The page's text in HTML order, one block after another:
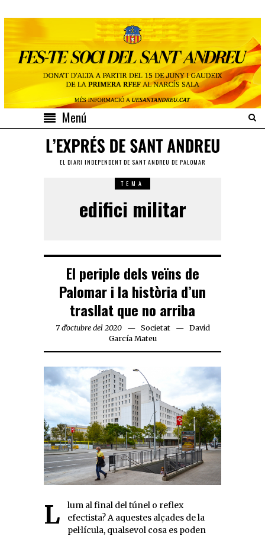
Menú
EL DIARI INDEPENDENT DE SANT ANDREU DE PALOMAR
TEMA
edifici militar
El periple dels veïns de
Palomar i la història d’un
trasllat que no arriba
7 d'octubre del 2020 Societat
David
García Mateu
Llum al final del túnel o reflex
efectista? A aquestes alçades de la
pel·lícula, qualsevol cosa es poden